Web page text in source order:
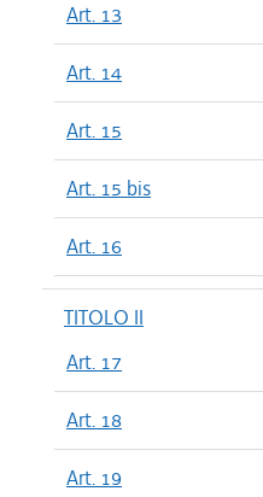
Art. 13
Art. 14
Art. 15
Art. 15 bis
Art. 16
TITOLO II
Art. 17
Art. 18
Art. 19